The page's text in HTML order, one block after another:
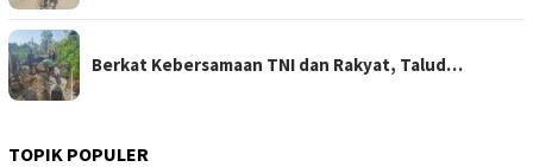
Berkat Kebersamaan TNI dan Rakyat, Talud…
TOPIK POPULER